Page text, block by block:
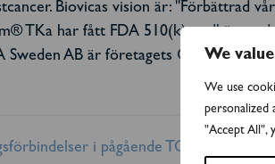
We
We use
personalized
"Accept All",
Biovicas vision är: "Förbättrad
TKa har fått FDA 510(k)-
Sweden AB är företagets Certified
i pågående TO3B program